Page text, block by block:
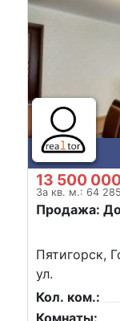
13 500
За кв. м.: 64
Продажа:
Пятигорск,
ул.
Кол. ком.:
Комнаты: